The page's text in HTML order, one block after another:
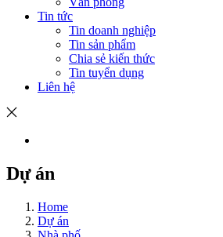
Tin tức
Tin doanh nghiệp
Tin sản phẩm
Chia sẻ kiến thức
Tin tuyển dụng
Liên hệ
Dự án
Home
Dự án